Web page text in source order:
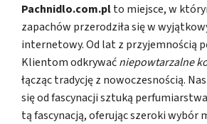
Pachnidlo.com.plto miejsce, w
zapachów przerodziła się w
internetowy. Od lat z przyjemnością
Klientom odkrywaćniepowtarzalne
łącząc tradycję z nowoczesnością.
się od fascynacji sztuką
tą fascynacją, oferując szeroki wybór